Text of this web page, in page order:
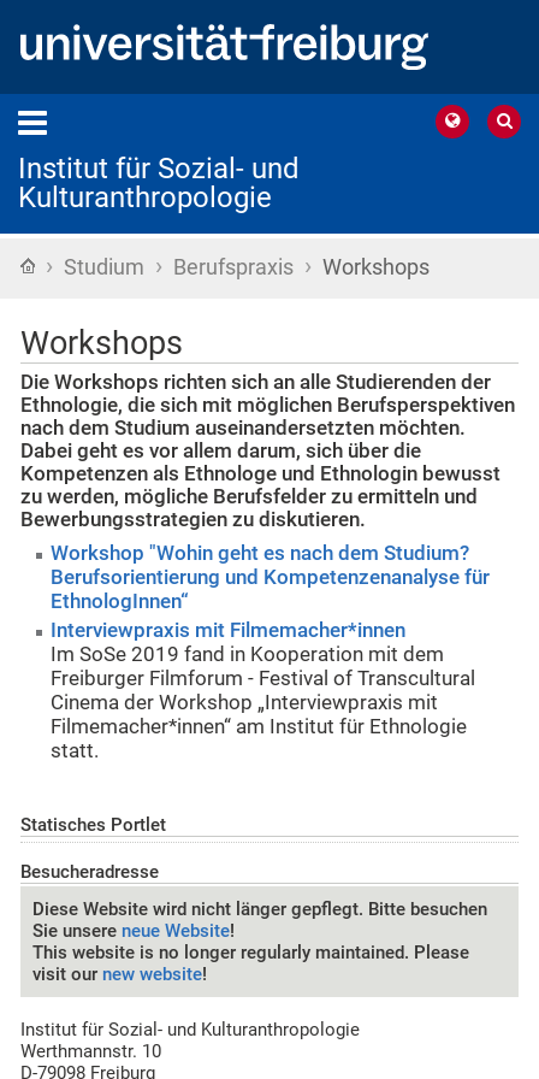
Institut für Sozial- und
Kulturanthropologie
Startseite
› Studium › Berufspraxis › Workshops
Workshops
Die Workshops richten sich an alle Studierenden der
Ethnologie, die sich mit möglichen Berufsperspektiven
nach dem Studium auseinandersetzten möchten.
Dabei geht es vor allem darum, sich über die
Kompetenzen als Ethnologe und Ethnologin bewusst
zu werden, mögliche Berufsfelder zu ermitteln und
Bewerbungsstrategien zu diskutieren.
Workshop "Wohin geht es nach dem Studium?
Berufsorientierung und Kompetenzenanalyse für
EthnologInnen“
Interviewpraxis mit Filmemacher*innen
Im SoSe 2019 fand in Kooperation mit dem
Freiburger Filmforum - Festival of Transcultural
Cinema der Workshop „Interviewpraxis mit
Filmemacher*innen“ am Institut für Ethnologie
statt.
Statisches Portlet
Besucheradresse
Diese Website wird nicht länger gepflegt. Bitte besuchen
Sie unsere neue Website!
This website is no longer regularly maintained. Please
visit our new website!
Institut für Sozial- und Kulturanthropologie
Werthmannstr. 10
D-79098 Freiburg